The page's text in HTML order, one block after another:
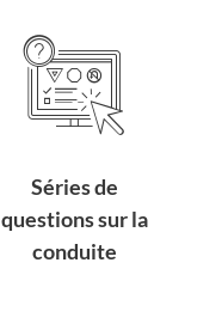
Séries de
questions sur la
conduite